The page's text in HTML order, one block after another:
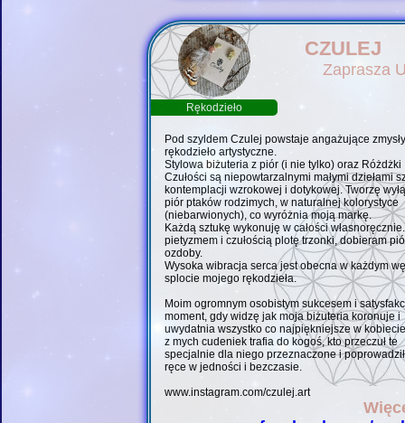
Rękodzieło
CZULEJ
Zaprasza
Pod szyldem Czulej powstaje angażujące zmysły
rękodzieło artystyczne.
Stylowa biżuteria z piór (i nie tylko) oraz Różdżki
Czułości są niepowtarzalnymi małymi dziełami
kontemplacji wzrokowej i dotykowej. Tworzę
piór ptaków rodzimych, w naturalnej kolorystyce
(niebarwionych), co wyróżnia moją markę.
Każdą sztukę wykonuję w całości
pietyzmem i czułością plotę trzonki, dobieram
ozdoby.
Wysoka wibracja serca jest obecna w każdym
splocie mojego rękodzieła.
Moim ogromnym osobistym sukcesem i
moment, gdy widzę jak moja biżuteria koronuje i
uwydatnia wszystko co najpiękniejsze w
z mych cudeniek trafia do kogoś, kto przeczuł te
specjalnie dla niego przeznaczone i
ręce w jedności i bezczasie.
www.instagram.com/czulej.art